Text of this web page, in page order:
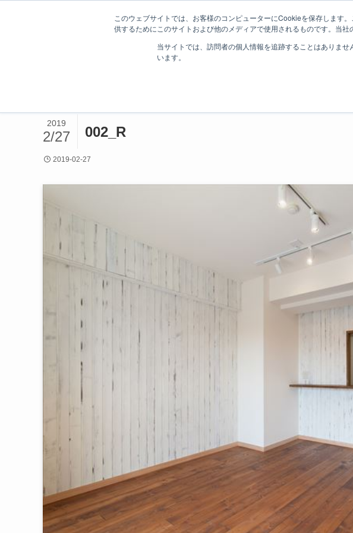
このウェブサイトでは、お客様のコンピューターにCookieを保存します
供するためにこのサイトおよび他のメディアで使用されるものです。当
当サイトでは、訪問者の個人情報を追跡することはありま
います。
相続不動産・空き家の相談・売却をお手伝いします | むすび不動
002_R
2019
2/27
2019-02-27